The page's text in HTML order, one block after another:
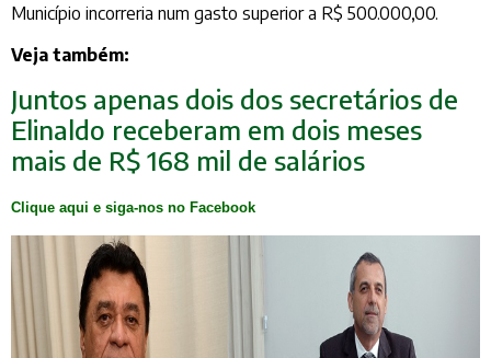
Município incorreria num gasto superior a R$ 500.000,00.
Veja também:
Juntos apenas dois dos secretários de
Elinaldo receberam em dois meses
mais de R$ 168 mil de salários
Clique aqui e siga-nos no Facebook